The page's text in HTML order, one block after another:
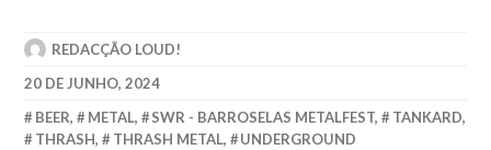
REDACÇÃO LOUD!
20 DE JUNHO, 2024
BEER, METAL, SWR - BARROSELAS METALFEST, TANKARD,
THRASH, THRASH METAL, UNDERGROUND